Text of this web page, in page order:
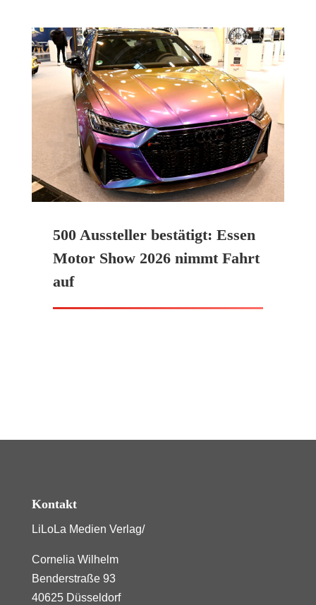
500 Aussteller bestätigt: Essen
Motor Show 2026 nimmt Fahrt
auf
Kontakt
LiLoLa Medien Verlag/
Cornelia Wilhelm
Benderstraße 93
40625 Düsseldorf